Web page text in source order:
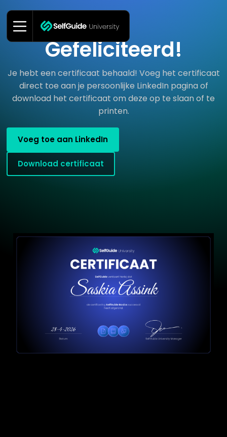
Trainingen
Certificeren
INSPIREREN
ONDERSTEUNEN
Gefeliciteerd!
Je hebt een certificaat behaald! Voeg het certificaat
direct toe aan je persoonlijke LinkedIn pagina of
download het certificaat om deze op te slaan of te
printen.
Voeg toe aan LinkedIn
Download certificaat